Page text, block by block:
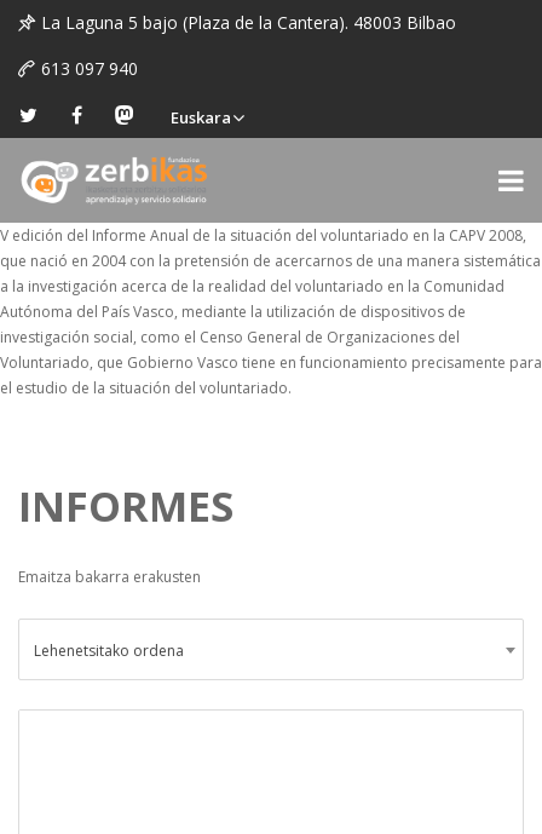
La Laguna 5 bajo (Plaza de la Cantera). 48003 Bilbao
613 097 940
Euskara
V edición del Informe Anual de la situación del voluntariado en la CAPV 2008,
que nació en 2004 con la pretensión de acercarnos de una manera sistemática
a la investigación acerca de la realidad del voluntariado en la Comunidad
Autónoma del País Vasco, mediante la utilización de dispositivos de
investigación social, como el Censo General de Organizaciones del
Voluntariado, que Gobierno Vasco tiene en funcionamiento precisamente para
el estudio de la situación del voluntariado.
INFORMES
Emaitza bakarra erakusten
Lehenetsitako ordena